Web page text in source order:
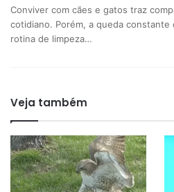
Conviver com cães e gatos traz
cotidiano. Porém, a queda
rotina de limpeza…
Veja também